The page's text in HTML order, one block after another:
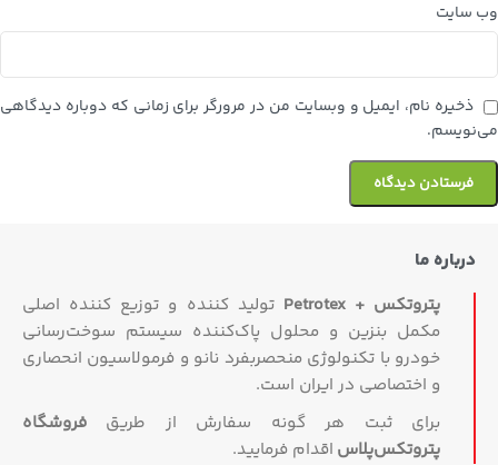
وب‌ سایت
ذخیره نام، ایمیل و وبسایت من در مرورگر برای زمانی که دوباره دیدگاهی
می‌نویسم.
درباره ما
پتروتکس + Petrotex
تولید کننده و توزیع کننده اصلی
مکمل بنزین و محلول پاک‌کننده سیستم سوخت‌رسانی
خودرو با تکنولوژی منحصربفرد نانو و فرمولاسیون انحصاری
و اختصاصی در ایران است.
برای ثبت هر گونه سفارش از طریق فروشگاه
پتروتکس‏‌پلاس اقدام فرمایید.